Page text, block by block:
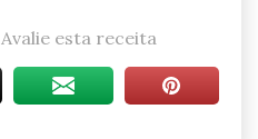
Avalie esta receita